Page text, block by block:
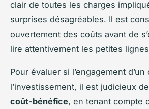
clair de toutes les charges
surprises désagréables. Il est
ouvertement des coûts avant de
lire attentivement les petites
Pour évaluer si l’engagement
l’investissement, il est judicieux
coût-bénéfice, en tenant compte